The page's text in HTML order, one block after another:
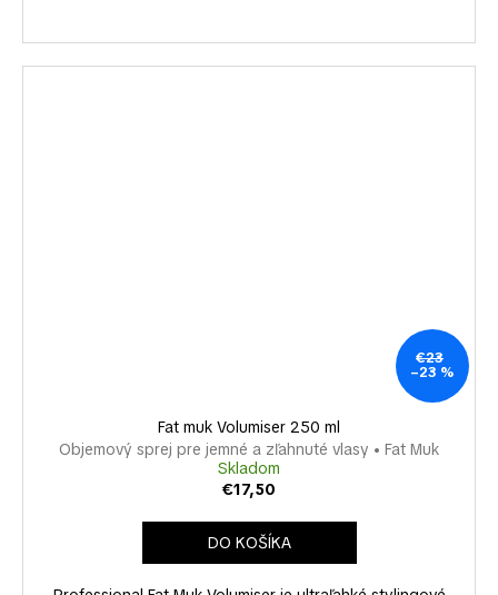
€23
–23 %
Fat muk Volumiser 250 ml
Objemový sprej pre jemné a zľahnuté vlasy • Fat Muk
Skladom
€17,50
DO KOŠÍKA